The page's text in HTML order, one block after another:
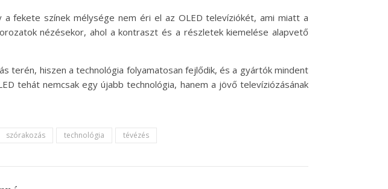
fekete színek mélysége nem éri el az OLED televíziókét, ami miatt a
nézésekor, ahol a kontraszt és a részletek kiemelése alapvető
terén, hiszen a technológia folyamatosan fejlődik, és a gyártók mindent
tehát nemcsak egy újabb technológia, hanem a jövő televíziózásának
szórakozás technológia tévézés